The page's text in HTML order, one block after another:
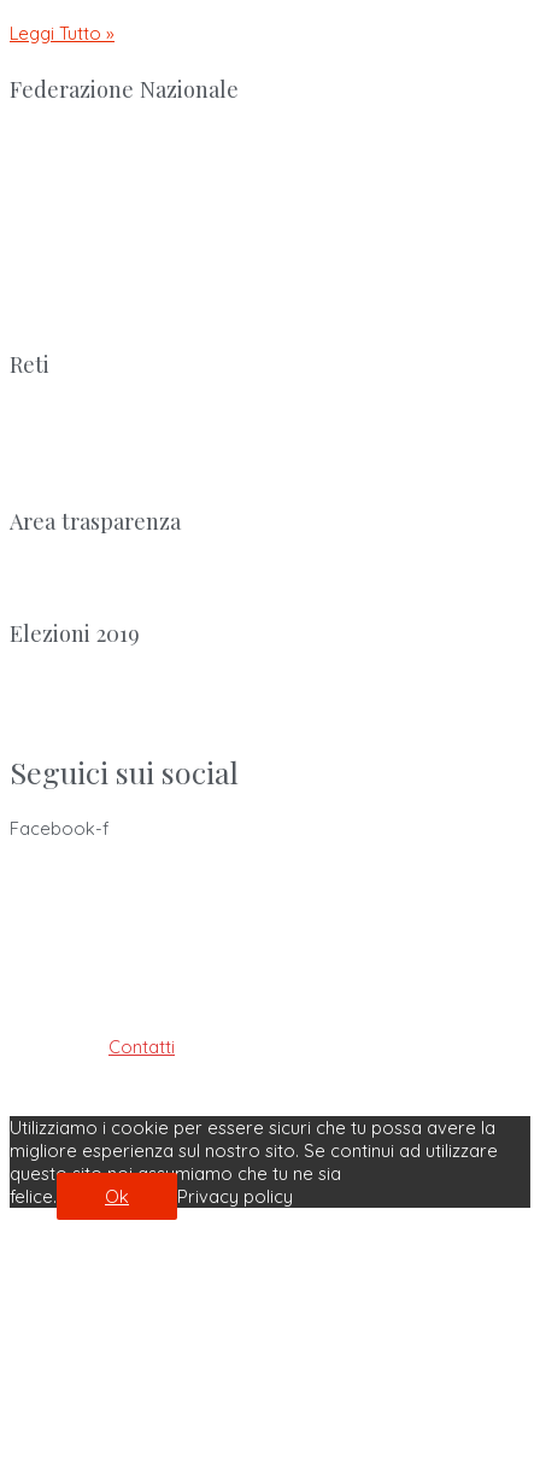
Leggi Tutto »
Federazione Nazionale
Reti
Area trasparenza
Elezioni 2019
Seguici sui social
Facebook-f
Contatti
Utilizziamo i cookie per essere sicuri che tu possa avere la
migliore esperienza sul nostro sito. Se continui ad utilizzare
questo sito noi assumiamo che tu ne sia
felice.
Ok Privacy policy